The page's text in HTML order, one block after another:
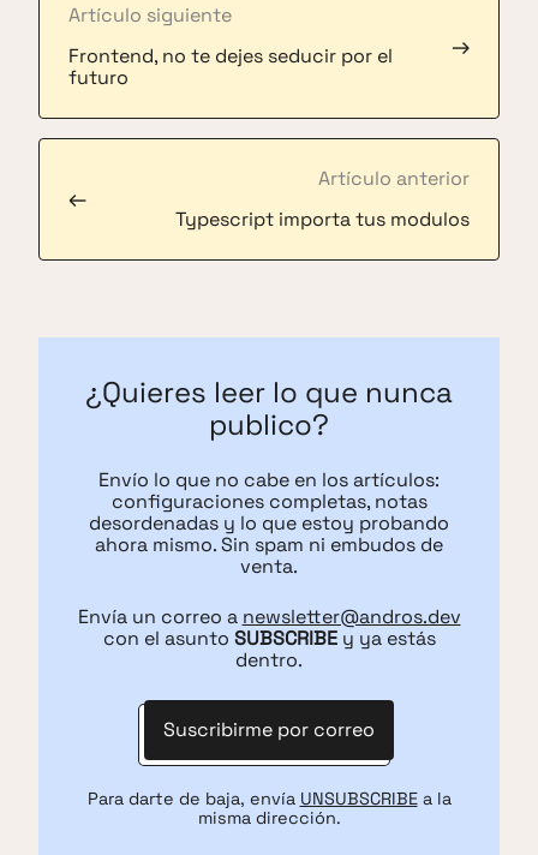
Artículo anterior
Typescript importa tus modulos
←
Artículo siguiente
Frontend, no te dejes seducir por el
futuro
→
¿Quieres leer lo que nunca
publico?
Envío lo que no cabe en los artículos:
configuraciones completas, notas
desordenadas y lo que estoy probando
ahora mismo. Sin spam ni embudos de
venta.
Envía un correo a newsletter@andros.dev
con el asunto SUBSCRIBEy ya estás
dentro.
Suscribirme por correo
Para darte de baja, envía UNSUBSCRIBEa la
misma dirección.